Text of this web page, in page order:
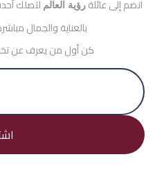
انضم إلى عائلةرؤية العالم لتصلك
بالعناية والجمال
كن أول من يعرف عن